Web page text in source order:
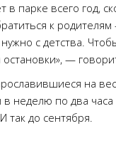
в парке всего год,
к
с детства.
—
на
неделю по два
так до сентября.